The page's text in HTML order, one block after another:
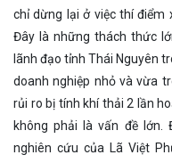
chỉ dừng lại ở việc thí
Đây là những thách thức
lãnh đạo tỉnh Thái Nguyên
doanh nghiệp nhỏ và vừa
rủi ro bị tính khí thải 2 lần
không phải là vấn đề lớn.
nghiên cứu của Lã Việt